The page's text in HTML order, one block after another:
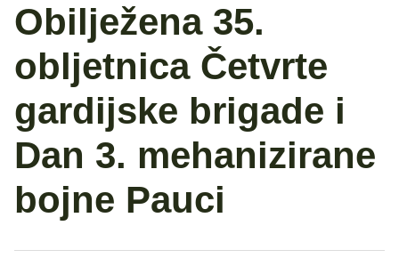
Obilježena 35.
obljetnica Četvrte
gardijske brigade i
Dan 3. mehanizirane
bojne Pauci